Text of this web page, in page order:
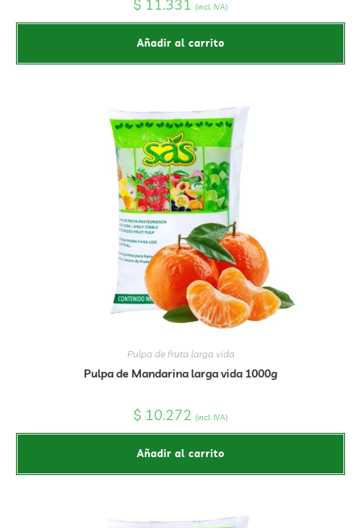
$ 11.331 (incl. IVA)
Añadir al carrito
Pulpa de fruta larga vida
Pulpa de Mandarina larga vida 1000g
$ 10.272 (incl. IVA)
Añadir al carrito